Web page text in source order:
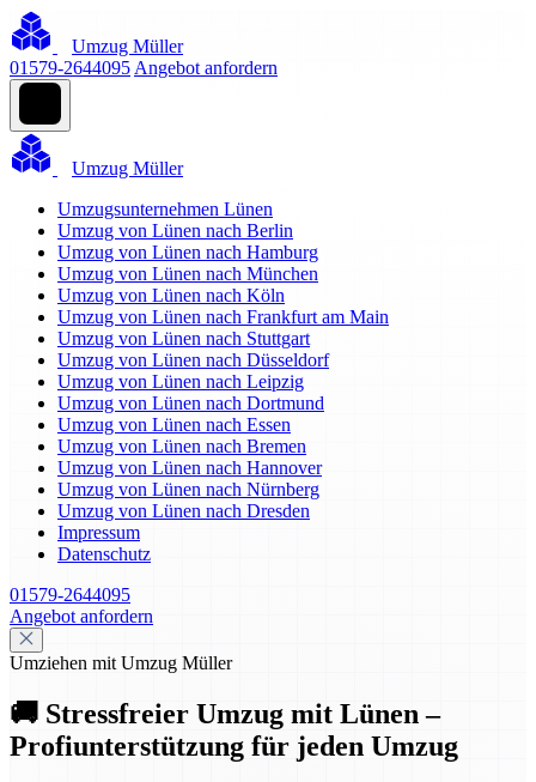
Umzug Müller
01579-2644095 Angebot anfordern
Umzug Müller
Umzugsunternehmen Lünen
Umzug von Lünen nach Berlin
Umzug von Lünen nach Hamburg
Umzug von Lünen nach München
Umzug von Lünen nach Köln
Umzug von Lünen nach Frankfurt am Main
Umzug von Lünen nach Stuttgart
Umzug von Lünen nach Düsseldorf
Umzug von Lünen nach Leipzig
Umzug von Lünen nach Dortmund
Umzug von Lünen nach Essen
Umzug von Lünen nach Bremen
Umzug von Lünen nach Hannover
Umzug von Lünen nach Nürnberg
Umzug von Lünen nach Dresden
Impressum
Datenschutz
01579-2644095
Angebot anfordern
Umziehen mit Umzug Müller
🚚 Stressfreier Umzug mit Lünen –
Profiunterstützung für jeden Umzug